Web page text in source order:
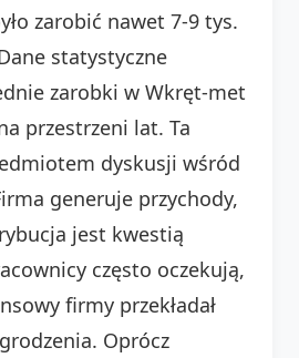
zarobić nawet 7-9 tys.
statystyczne
zarobki w Wkręt-met
przestrzeni lat. Ta
dyskusji wśród
generuje przychody,
jest kwestią
często oczekują,
firmy przekładał
Oprócz